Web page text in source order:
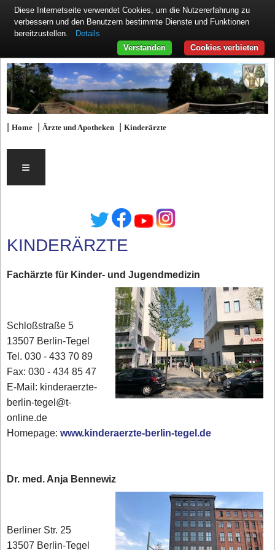
|Home |Ärzte und Apotheken |Kinderärzte
≡
KINDERÄRZTE
Fachärzte für Kinder- und Jugendmedizin
Schloßstraße 5
13507 Berlin-Tegel
Tel. 030 - 433 70 89
Fax: 030 - 434 85 47
E-Mail: kinderaerzte-
berlin-tegel@t-
online.de
Homepage:www.kinderaerzte-berlin-tegel.de
Dr. med. Anja Bennewiz
Berliner Str. 25
13507 Berlin-Tegel
Diese Internetseite verwendet Cookies, um die Nutzererfahrung zu
verbessern und den Benutzern bestimmte Dienste und Funktionen
bereitzustellen.
Details
Cookies verbieten
Verstanden